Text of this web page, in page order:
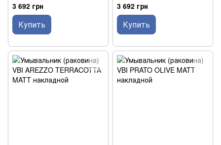
GLOSSY накладной
3 692 грн
Купить
GLOSSY накладной
3 692 грн
Купить